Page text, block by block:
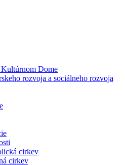
Dome
rozvoja a sociálneho rozvoja
cirkev
cirkev